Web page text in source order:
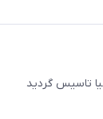
دنیا تاسیس گردید